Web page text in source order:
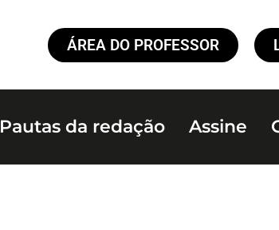
ÁREA DO PROFESSOR
Pautas da redação Assine